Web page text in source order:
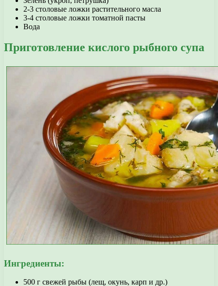
2-3 столовые ложки растительного масла
3-4 столовые ложки томатной пасты
Вода
Приготовление кислого рыбного супа
Ингредиенты:
500 г свежей рыбы (лещ, окунь, карп и др.)